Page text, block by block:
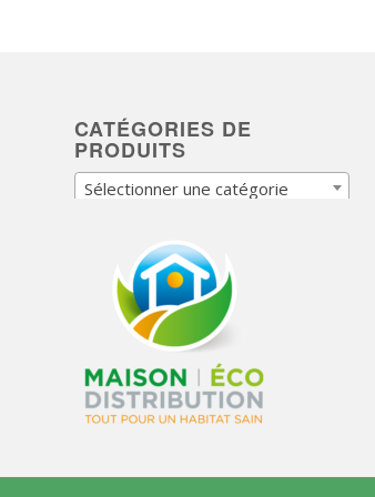
CATÉGORIES DE
PRODUITS
Sélectionner une catégorie